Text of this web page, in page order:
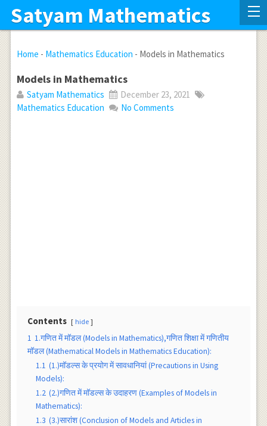
Satyam Mathematics
Home - Mathematics Education - Models in Mathematics
Models in Mathematics
Satyam Mathematics
December 23, 2021
Mathematics Education
No Comments
Contents hide
1 1.गणित में मॉडल (Models in Mathematics),गणित शिक्षा में गणितीय
मॉडल (Mathematical Models in Mathematics Education):
1.1 (1.)मॉडल्स के प्रयोग में सावधानियां (Precautions in Using
Models):
1.2 (2.)गणित में मॉडल्स के उदाहरण (Examples of Models in
Mathematics):
1.3 (3.)सारांश (Conclusion of Models and Articles in